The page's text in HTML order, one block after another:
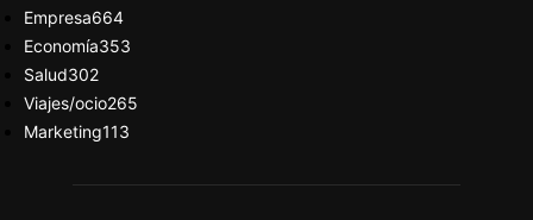
Empresa664
Economía353
Salud302
Viajes/ocio265
Marketing113